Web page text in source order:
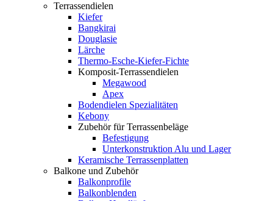
Terrassendielen
Kiefer
Bangkirai
Douglasie
Lärche
Thermo-Esche-Kiefer-Fichte
Komposit-Terrassendielen
Megawood
Apex
Bodendielen Spezialitäten
Kebony
Zubehör für Terrassenbeläge
Befestigung
Unterkonstruktion Alu und Lager
Keramische Terrassenplatten
Balkone und Zubehör
Balkonprofile
Balkonblenden